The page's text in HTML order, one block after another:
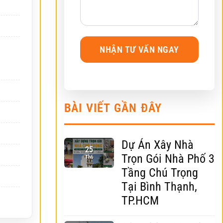
BÀI VIẾT GẦN ĐÂY
25
Th6
Dự Án Xây Nhà
Trọn Gói Nhà Phố 3
Tầng Chú Trọng
Tại Bình Thạnh,
TP.HCM